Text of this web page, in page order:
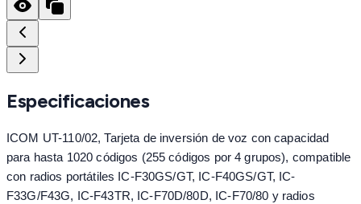
Especificaciones
ICOM UT-110/02, Tarjeta de inversión de voz con capacidad
para hasta 1020 códigos (255 códigos por 4 grupos), compatible
con radios portátiles IC-F30GS/GT, IC-F40GS/GT, IC-
F33G/F43G, IC-F43TR, IC-F70D/80D, IC-F70/80 y radios